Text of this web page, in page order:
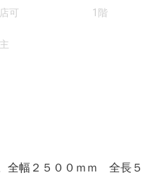
可 1階
全幅２５００ｍｍ 全長５